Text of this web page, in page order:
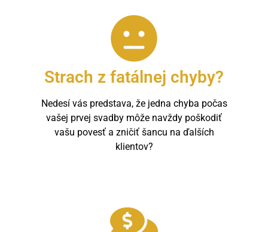
Strach z fatálnej chyby?
Nedesí vás predstava, že jedna chyba počas
vašej prvej svadby môže navždy poškodiť
vašu povesť a zničiť šancu na ďalších
klientov?